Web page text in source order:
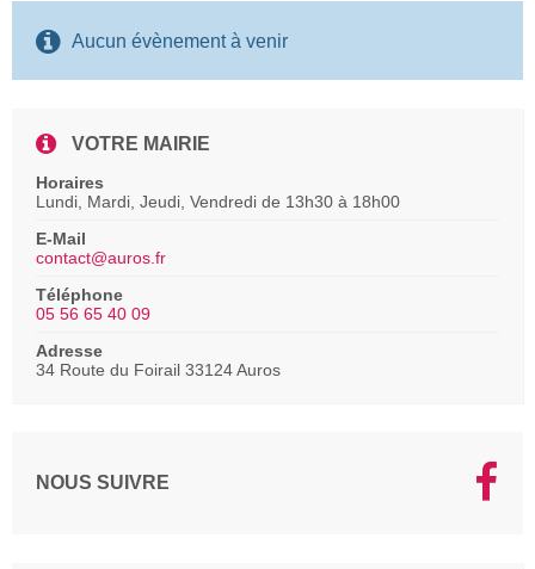
Aucun évènement à venir
VOTRE MAIRIE
Horaires
Lundi, Mardi, Jeudi, Vendredi de 13h30 à 18h00
E-Mail
contact@auros.fr
Téléphone
05 56 65 40 09
Adresse
34 Route du Foirail 33124 Auros
NOUS SUIVRE